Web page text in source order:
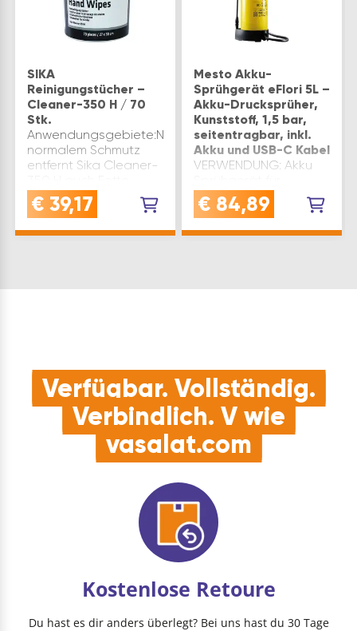
SIKA
Reinigungstücher –
Cleaner-350 H / 70
Stk.
Anwendungsgebiete:Neben
normalem Schmutz
entfernt Sika Cleaner-
Schmiermittel, nicht
ausgehärtete
Teer, Tinte,
€ 39,17
Mesto Akku-
Sprühgerät eFlori 5L –
Akku-Drucksprüher,
Kunststoff, 1,5 bar,
seitentragbar, inkl.
Akku und USB-C Kabel
VERWENDUNG: Akku
gleichmäßiges
Sprühen von
Garten, Haus und
€ 84,89
Verfügbar. Vollständig.
Verbindlich. V wie
vasalat.com
Kostenlose Retoure
Du hast es dir anders überlegt? Bei uns hast du 30 Tage